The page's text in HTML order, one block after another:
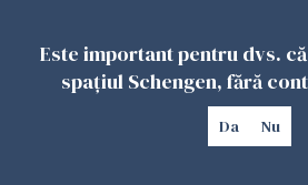
Este important pentru dvs.
spațiul Schengen, fără
Da Nu